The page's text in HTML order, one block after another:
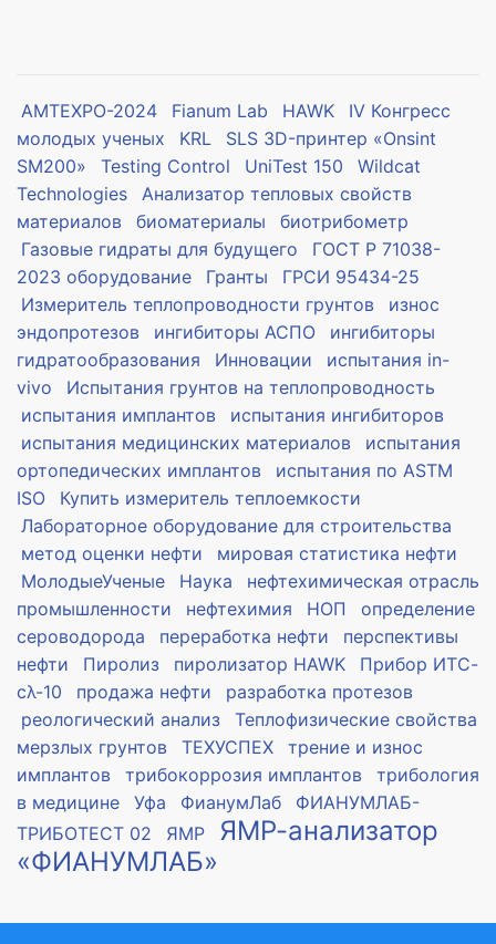
AMTEXPO-2024 Fianum Lab HAWK
IV Конгресс
молодых ученых
KRL
SLS 3D-принтер «Onsint
SM200»
Testing Control UniTest 150
Wildcat
Technologies
Анализатор тепловых свойств
материалов
биоматериалы
биотрибометр
Газовые гидраты для будущего
ГОСТ Р 71038-
2023 оборудование
Гранты
ГРСИ 95434-25
Измеритель теплопроводности грунтов
износ
эндопротезов
ингибиторы АСПО
ингибиторы
гидратообразования
Инновации
испытания in-
vivo
Испытания грунтов на теплопроводность
испытания имплантов
испытания ингибиторов
испытания медицинских материалов
испытания
ортопедических имплантов
испытания по ASTM
ISO
Купить измеритель теплоемкости
Лабораторное оборудование для строительства
метод оценки нефти
мировая статистика нефти
МолодыеУченые
Наука
нефтехимическая отрасль
промышленности
нефтехимия НОП
определение
сероводорода
переработка нефти
перспективы
нефти
Пиролиз пиролизатор HAWK
Прибор ИТС-
сλ-10
продажа нефти
разработка протезов
реологический анализ
Теплофизические свойства
мерзлых грунтов
ТЕХУСПЕХ
трение и износ
имплантов
трибокоррозия имплантов
трибология
в медицине
Уфа ФианумЛаб
ФИАНУМЛАБ-
ТРИБОТЕСТ 02
ЯМР
ЯМР-анализатор
«ФИАНУМЛАБ»